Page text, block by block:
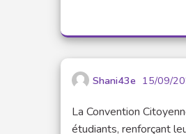
Shani43e 15/09/
La Convention
étudiants, renforçant